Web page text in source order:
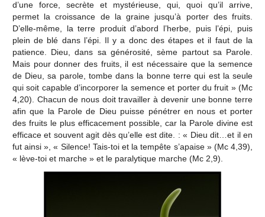
d’une force, secrète et mystérieuse, qui, quoi qu’il arrive,
permet la croissance de la graine jusqu’à porter des fruits.
D’elle-même, la terre produit d’abord l’herbe, puis l’épi, puis
plein de blé dans l’épi. Il y a donc des étapes et il faut de la
patience. Dieu, dans sa générosité, sème partout sa Parole.
Mais pour donner des fruits, il est nécessaire que la semence
de Dieu, sa parole, tombe dans la bonne terre qui est la seule
qui soit capable d’incorporer la semence et porter du fruit » (Mc
4,20). Chacun de nous doit travailler à devenir une bonne terre
afin que la Parole de Dieu puisse pénétrer en nous et porter
des fruits le plus efficacement possible, car la Parole divine est
efficace et souvent agit dès qu’elle est dite. : « Dieu dit…et il en
fut ainsi », « Silence! Tais-toi et la tempête s’apaise » (Mc 4,39),
« lève-toi et marche » et le paralytique marche (Mc 2,9).